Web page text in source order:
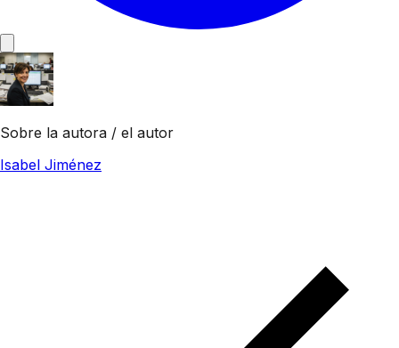
Sobre la autora / el autor
Isabel Jiménez